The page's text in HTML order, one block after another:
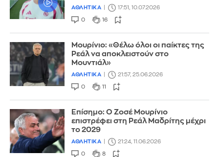
ΑΘΛΗΤΙΚΑ 17:51, 10.07.2026
0 16
Μουρίνιο: «Θέλω όλοι οι παίκτες της
Ρεάλ να αποκλειστούν στο
Μουντιάλ»
ΑΘΛΗΤΙΚΑ 21:57, 25.06.2026
0 11
Επίσημο: Ο Ζοσέ Μουρίνιο
επιστρέφει στη Ρεάλ Μαδρίτης μέχρι
το 2029
ΑΘΛΗΤΙΚΑ 21:24, 11.06.2026
0 8